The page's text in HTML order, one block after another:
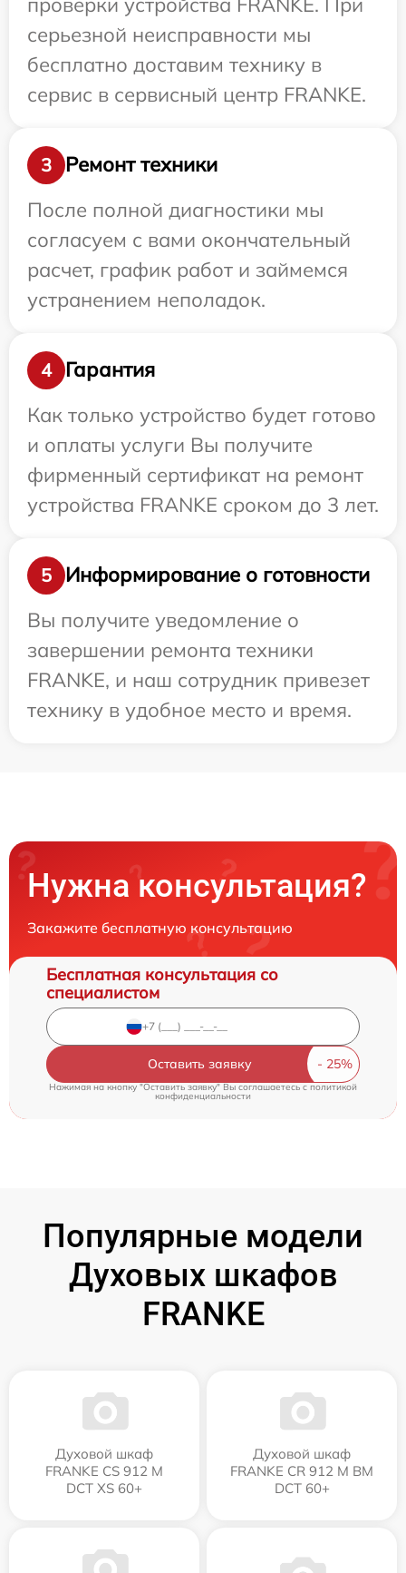
серьезной неисправности мы
бесплатно доставим технику в
сервис в сервисный центр FRANKE.
3
Ремонт техники
После полной диагностики мы
согласуем с вами окончательный
расчет, график работ и займемся
устранением неполадок.
4
Гарантия
Как только устройство будет готово
и оплаты услуги Вы получите
фирменный сертификат на ремонт
устройства FRANKE сроком до 3 лет.
5
Информирование о готовности
Вы получите уведомление о
завершении ремонта техники
FRANKE, и наш сотрудник привезет
технику в удобное место и время.
Нужна консультация?
Закажите бесплатную консультацию
Бесплатная консультация со
специалистом
Оставить заявку
Нажимая на кнопку "Оставить заявку" Вы соглашаетесь cполитикой
конфиденциальности
Популярные модели
Духовых шкафов
FRANKE
Духовой шкаф
FRANKE CS 912 M
DCT XS 60+
Духовой шкаф
FRANKE CR 912 M BM
DCT 60+